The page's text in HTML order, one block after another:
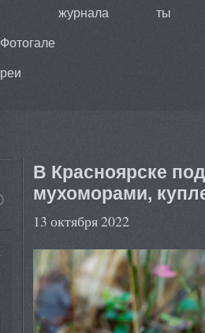
журнала
ты
Фотогале
реи
В Красноярске
мухоморами,
13 октября 2022